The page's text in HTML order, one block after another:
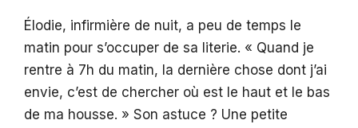
Élodie, infirmière de nuit, a peu de temps le
matin pour s’occuper de sa literie. « Quand je
rentre à 7h du matin, la dernière chose dont j’ai
envie, c’est de chercher où est le haut et le bas
de ma housse. » Son astuce ? Une petite